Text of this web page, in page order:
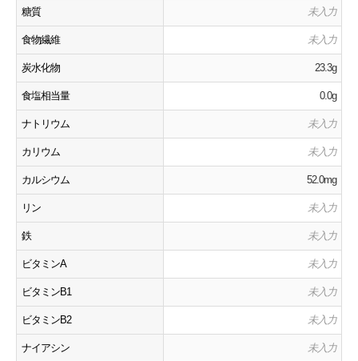
糖質 未入力
食物繊維 未入力
炭水化物 23.3g
食塩相当量 0.0g
ナトリウム 未入力
カリウム 未入力
カルシウム 52.0mg
リン 未入力
鉄 未入力
ビタミンA 未入力
ビタミンB1 未入力
ビタミンB2 未入力
ナイアシン 未入力